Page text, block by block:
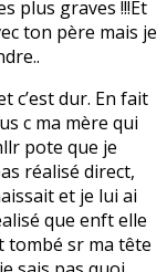
plus graves !!!Et
ton père mais je
c’est dur. En fait
c ma mère qui
pote que je
réalisé direct,
et je lui ai
que enft elle
tombé sr ma tête